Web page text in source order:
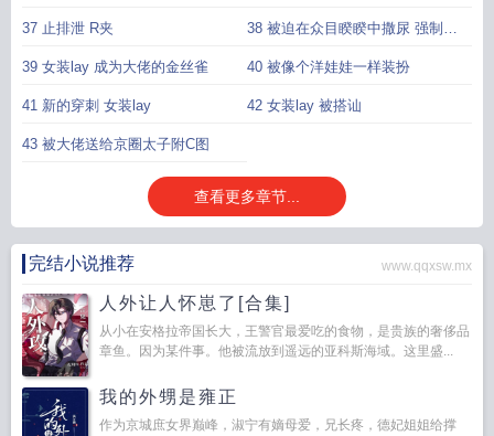
37 止排泄 R夹 38 被迫在众目睽睽中撒尿 强制不
间断
39 女装lay 成为大佬的金丝雀 40 被像个洋娃娃一样装扮
41 新的穿刺 女装lay 42 女装lay 被搭讪
43 被大佬送给京圈太子附C图
查看更多章节...
完结小说推荐 www.qqxsw.mx
人外让人怀崽了[合集]
从小在安格拉帝国长大，王警官最爱吃的食物，是贵族的奢侈品
章鱼。因为某件事。他被流放到遥远的亚科斯海域。这里盛...
我的外甥是雍正
作为京城庶女界巅峰，淑宁有嫡母爱，兄长疼，德妃姐姐给撑